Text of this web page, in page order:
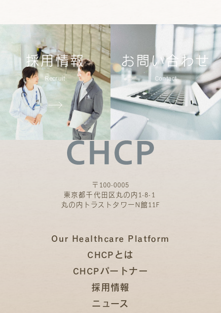
採用情報
Recruit
お問い合わせ
Contact
〒100-0005
東京都千代田区丸の内1-8-1
丸の内トラストタワーN館11F
Our Healthcare Platform
CHCPとは
CHCPパートナー
採用情報
ニュース